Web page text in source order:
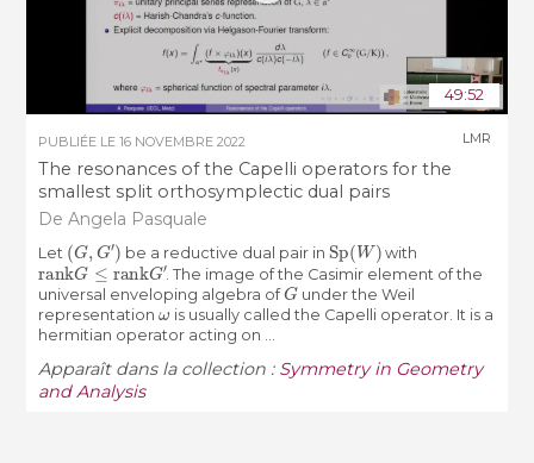
49:52
PUBLIÉE LE16 NOVEMBRE 2022
The resonances of the Capelli operators for the
smallest split orthosymplectic dual pairs
De Angela Pasquale
LMR
Let
( G, G′)
be a reductive dual pair in
Sp(W
with
rankG ≤rankG′
. The image of the Casimir element of the
universal enveloping algebra of
G
under the Weil
representation
ω
is usually called the Capelli operator. It is a
hermitian operator acting on ...
Apparaît dans la collection : Symmetry in Geometry
and Analysis